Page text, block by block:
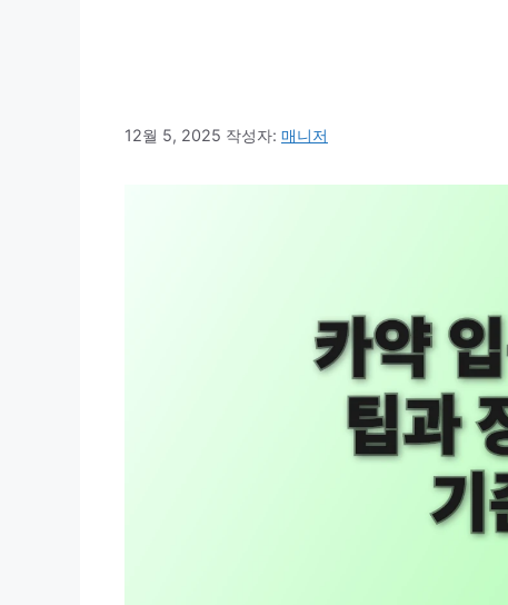
12월 5, 2025 작성자: 매니저